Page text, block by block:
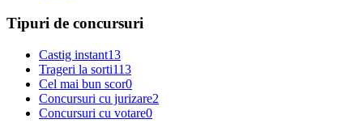
Tipuri de concursuri
Castig instant13
Trageri la sorti113
Cel mai bun scor0
Concursuri cu jurizare2
Concursuri cu votare0